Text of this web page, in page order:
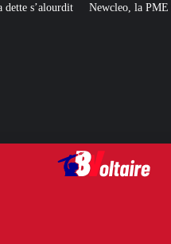
franco-italienne qui mise sur